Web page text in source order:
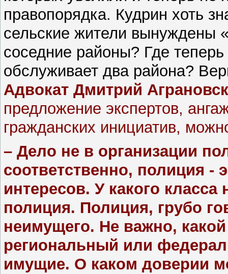
правопорядка. Кудрин хоть
сельские жители вынуждены
соседние районы? Где
обслуживает два района?
Адвокат Дмитрий
предложение экспертов,
гражданских инициатив,
– Дело не в организации
соответственно, полиция -
интересов. У какого
полиция. Полиция, грубо
неимущего. Не важно,
региональный или
имущие. О каком доверии